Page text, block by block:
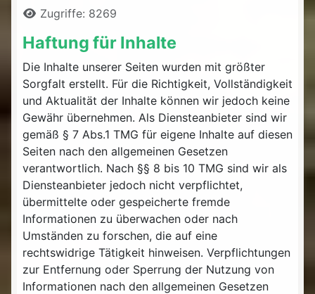
Zugriffe: 8269
Haftung für Inhalte
Die Inhalte unserer Seiten wurden mit größter
Sorgfalt erstellt. Für die Richtigkeit, Vollständigkeit
und Aktualität der Inhalte können wir jedoch keine
Gewähr übernehmen. Als Diensteanbieter sind wir
gemäß § 7 Abs.1 TMG für eigene Inhalte auf diesen
Seiten nach den allgemeinen Gesetzen
verantwortlich. Nach §§ 8 bis 10 TMG sind wir als
Diensteanbieter jedoch nicht verpflichtet,
übermittelte oder gespeicherte fremde
Informationen zu überwachen oder nach
Umständen zu forschen, die auf eine
rechtswidrige Tätigkeit hinweisen. Verpflichtungen
zur Entfernung oder Sperrung der Nutzung von
Informationen nach den allgemeinen Gesetzen